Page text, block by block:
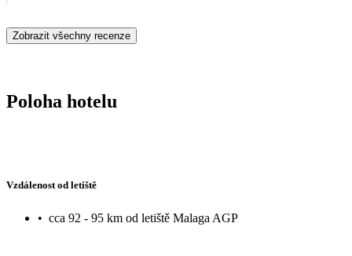
Zobrazit všechny recenze
Poloha hotelu
Vzdálenost od letiště
• cca 92 - 95 km od letiště Malaga AGP